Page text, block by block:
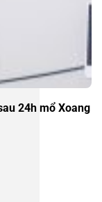
24h mổ Xoang